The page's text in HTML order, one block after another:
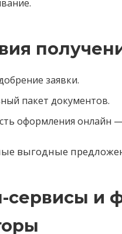
заявки.
пакет документов.
оформления онлайн
выгодные
сервисы и